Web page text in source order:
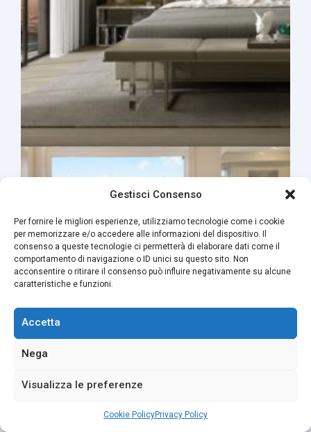
Gestisci Consenso
Per fornire le migliori esperienze, utilizziamo tecnologie come i cookie
per memorizzare e/o accedere alle informazioni del dispositivo. Il
consenso a queste tecnologie ci permetterà di elaborare dati come il
comportamento di navigazione o ID unici su questo sito. Non
acconsentire o ritirare il consenso può influire negativamente su alcune
caratteristiche e funzioni.
Accetta
Nega
Visualizza le preferenze
Cookie PolicyPrivacy Policy